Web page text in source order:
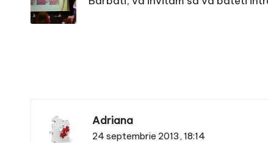
Adriana
24 septembrie 2013, 18:14